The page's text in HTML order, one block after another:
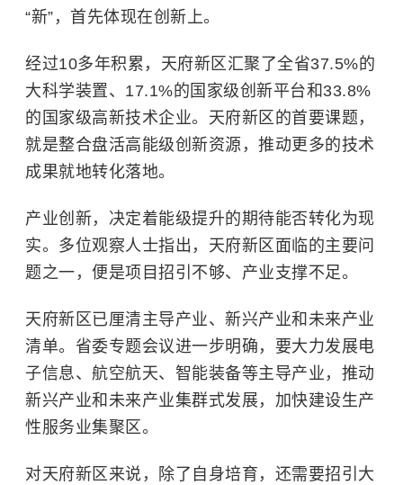
“新”，首先体现在创新上。
经过10多年积累，天府新区汇聚了全省37.5%的
大科学装置、17.1%的国家级创新平台和33.8%
的国家级高新技术企业。天府新区的首要课题，
就是整合盘活高能级创新资源，推动更多的技术
成果就地转化落地。
产业创新，决定着能级提升的期待能否转化为现
实。多位观察人士指出，天府新区面临的主要问
题之一，便是项目招引不够、产业支撑不足。
天府新区已厘清主导产业、新兴产业和未来产业
清单。省委专题会议进一步明确，要大力发展电
子信息、航空航天、智能装备等主导产业，推动
新兴产业和未来产业集群式发展，加快建设生产
性服务业集聚区。
对天府新区来说，除了自身培育，还需要招引大